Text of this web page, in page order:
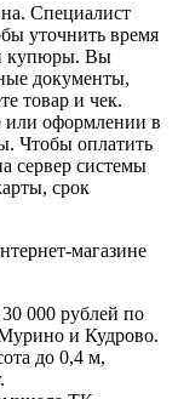
Специалист
уточнить время
купюры. Вы
документы,
товар и чек.
или оформлении в
Чтобы оплатить
сервер системы
срок
магазине
000 рублей по
и Кудрово.
до 0,4 м,